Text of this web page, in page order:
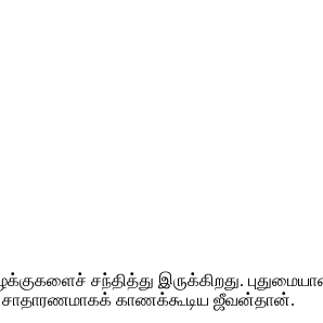
சந்தித்து இருக்கிறது.
சாதாரணமாகக் காணக்கூடிய ஜீவன்தான்.